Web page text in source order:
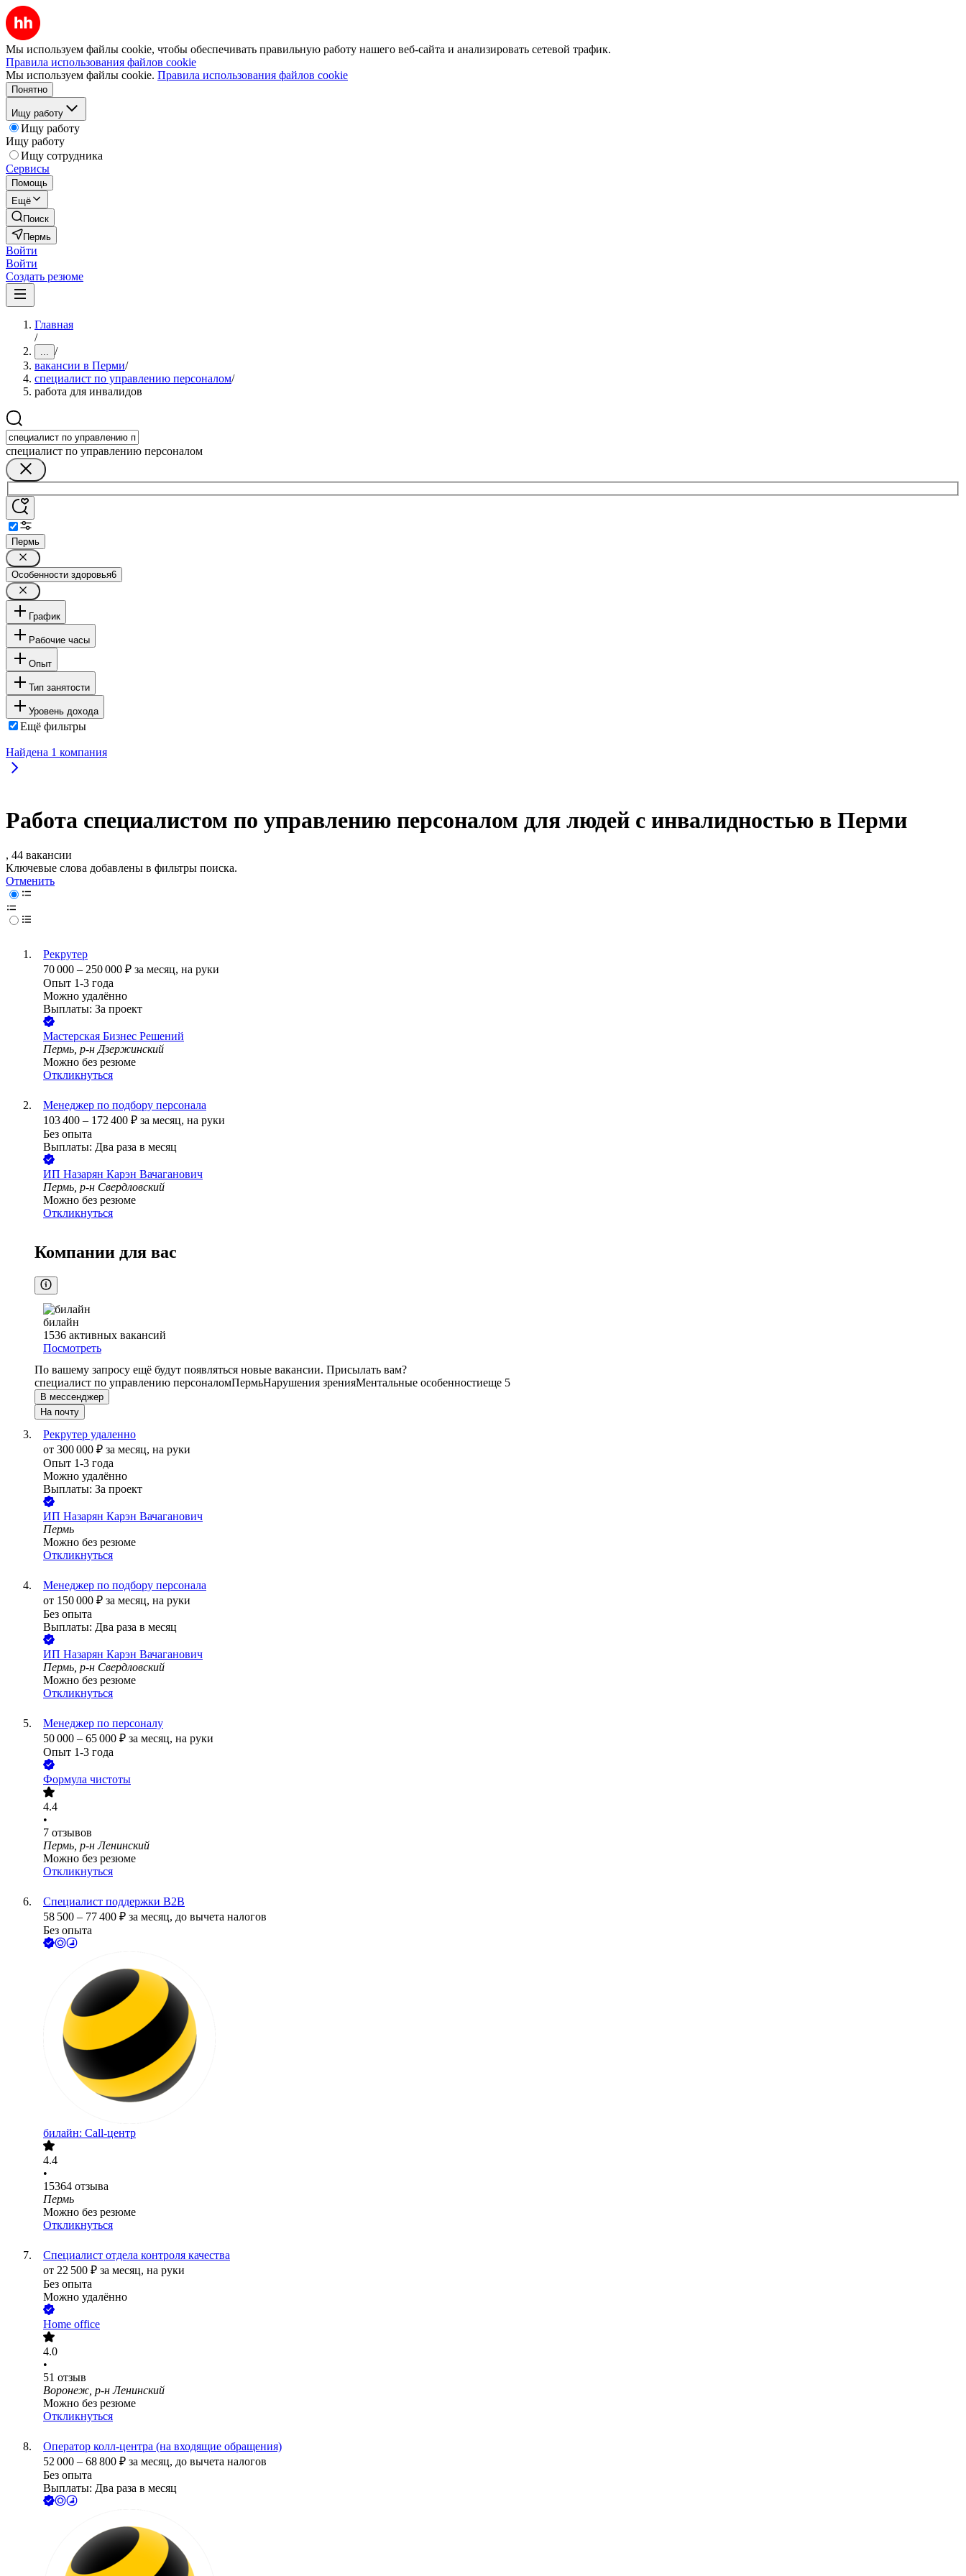
Мы используем файлы cookie, чтобы обеспечивать правильную работу нашего веб-сайта и анализировать сетевой трафик.
Правила использования файлов cookie
Мы используем файлы cookie. Правила использования файлов cookie
Понятно
Ищу работу
Ищу работу
Ищу работу
Ищу сотрудника
Сервисы
Помощь
Ещё
Поиск
Пермь
Войти
Войти
Создать резюме
Главная
/
... /
вакансии в Перми/
специалист по управлению персоналом/
работа для инвалидов
специалист по управлению персоналом
Пермь
Особенности здоровья6
График
Рабочие часы
Опыт
Тип занятости
Уровень дохода
Ещё фильтры
Найдена 1 компания
Работа специалистом по управлению персоналом для людей с инвалидностью в Перми
, 44 вакансии
Ключевые слова добавлены в фильтры поиска.
Отменить
Рекрутер
70 000 – 250 000 ₽ за месяц, на руки
Опыт 1-3 года
Можно удалённо
Выплаты: За проект
Мастерская Бизнес Решений
Пермь, р-н Дзержинский
Можно без резюме
Откликнуться
Менеджер по подбору персонала
103 400 – 172 400 ₽ за месяц, на руки
Без опыта
Выплаты: Два раза в месяц
ИП Назарян Карэн Вачаганович
Пермь, р-н Свердловский
Можно без резюме
Откликнуться
Компании для вас
билайн
1536 активных вакансий
Посмотреть
По вашему запросу ещё будут появляться новые вакансии. Присылать вам?
специалист по управлению персоналомПермьНарушения зренияМентальные особенностиеще 5
В мессенджер
На почту
Рекрутер удаленно
от 300 000 ₽ за месяц, на руки
Опыт 1-3 года
Можно удалённо
Выплаты: За проект
ИП Назарян Карэн Вачаганович
Пермь
Можно без резюме
Откликнуться
Менеджер по подбору персонала
от 150 000 ₽ за месяц, на руки
Без опыта
Выплаты: Два раза в месяц
ИП Назарян Карэн Вачаганович
Пермь, р-н Свердловский
Можно без резюме
Откликнуться
Менеджер по персоналу
50 000 – 65 000 ₽ за месяц, на руки
Опыт 1-3 года
Формула чистоты
4.4
•
7 отзывов
Пермь, р-н Ленинский
Можно без резюме
Откликнуться
Специалист поддержки B2B
58 500 – 77 400 ₽ за месяц, до вычета налогов
Без опыта
билайн: Call-центр
4.4
•
15364 отзыва
Пермь
Можно без резюме
Откликнуться
Специалист отдела контроля качества
от 22 500 ₽ за месяц, на руки
Без опыта
Можно удалённо
Home office
4.0
•
51 отзыв
Воронеж, р-н Ленинский
Можно без резюме
Откликнуться
Оператор колл-центра (на входящие обращения)
52 000 – 68 800 ₽ за месяц, до вычета налогов
Без опыта
Выплаты: Два раза в месяц